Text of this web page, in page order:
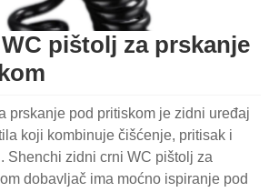
pištolj za prskanje
prskanje pod pritiskom je zidni uređaj
koji kombinuje čišćenje, pritisak i
Shenchi zidni crni WC pištolj za
dobavljač ima moćno ispiranje pod